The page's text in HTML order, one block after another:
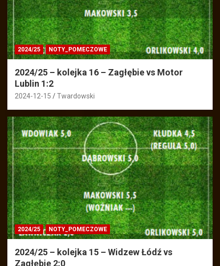
2024/25 NOTY_POMECZOWE
2024/25 – kolejka 16 – Zagłębie vs Motor
Lublin 1:2
2024-12-15 Twardowski
2024/25 NOTY_POMECZOWE
2024/25 – kolejka 15 – Widzew Łódź vs
Zagłębie 2:0